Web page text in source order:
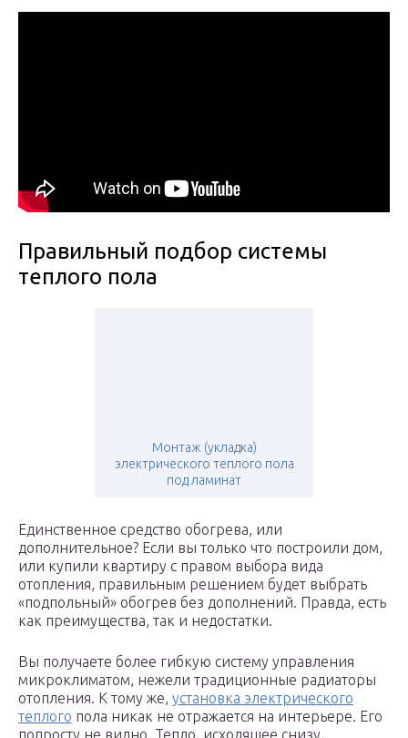
Правильный подбор системы
теплого пола
Монтаж (укладка)
электрического теплого пола
под ламинат
Единственное средство обогрева, или
дополнительное? Если вы только что построили дом,
или купили квартиру с правом выбора вида
отопления, правильным решением будет выбрать
«подпольный» обогрев без дополнений. Правда, есть
как преимущества, так и недостатки.
Вы получаете более гибкую систему управления
микроклиматом, нежели традиционные радиаторы
отопления. К тому же, установка электрического
теплого пола никак не отражается на интерьере. Его
попросту не видно. Тепло, исходящее снизу,